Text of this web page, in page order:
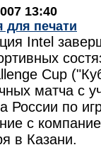
13:40
для печати
Intel
Cup
матча с
России по
с
в Казани.